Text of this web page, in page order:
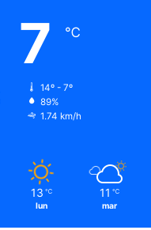
7 ℃
14º - 7º
89%
1.74 km/h
13 ℃
lun
11 ℃
mar